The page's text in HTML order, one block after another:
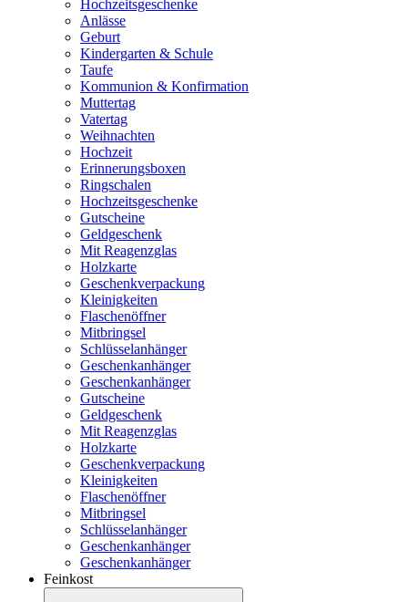
Hochzeitsgeschenke
Anlässe
Geburt
Kindergarten & Schule
Taufe
Kommunion & Konfirmation
Muttertag
Vatertag
Weihnachten
Hochzeit
Erinnerungsboxen
Ringschalen
Hochzeitsgeschenke
Gutscheine
Geldgeschenk
Mit Reagenzglas
Holzkarte
Geschenkverpackung
Kleinigkeiten
Flaschenöffner
Mitbringsel
Schlüsselanhänger
Geschenkanhänger
Geschenkanhänger
Gutscheine
Geldgeschenk
Mit Reagenzglas
Holzkarte
Geschenkverpackung
Kleinigkeiten
Flaschenöffner
Mitbringsel
Schlüsselanhänger
Geschenkanhänger
Geschenkanhänger
Feinkost